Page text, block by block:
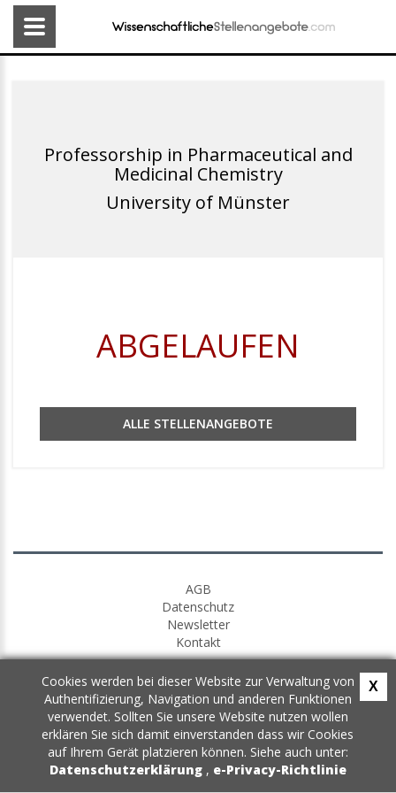
Professorship in Pharmaceutical and
Medicinal Chemistry
University of Münster
ABGELAUFEN
ALLE STELLENANGEBOTE
AGB
Datenschutz
Newsletter
Kontakt
Cookies werden bei dieser Website zur Verwaltung von
Authentifizierung, Navigation und anderen Funktionen
verwendet. Sollten Sie unsere Website nutzen wollen
erklären Sie sich damit einverstanden dass wir Cookies
auf Ihrem Gerät platzieren können. Siehe auch unter:
Datenschutzerklärung , e-Privacy-Richtlinie
X